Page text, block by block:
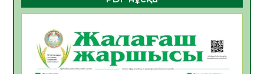
көрерменнің қауіпсіздігін қамтамасыз етті
ҚЫЗЫЛОРДАДА «САНАЛЫ ҰРПАҚ –
ЖАРҚЫН БОЛАШАҚ» АТТЫ КЕҢЕЙТІЛГЕН
МӘЖІЛІС ӨТТІ